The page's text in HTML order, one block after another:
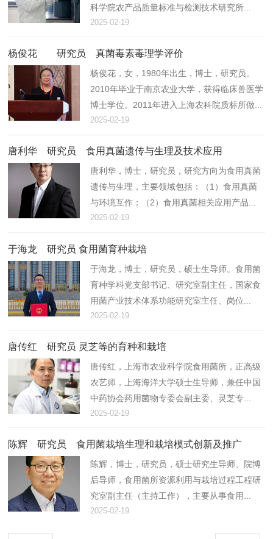
科学院农产品质量标准与检测技术研究所...
2025-02-19
杨俊花 研究员 真菌毒素毒理学评价
杨俊花，女，1980年出生，博士，研究员。
2010年毕业于南京农业大学，获得临床兽医学
博士学位。2011年进入上海农科院质标所做...
2025-02-19
唐利华 研究员 食用真菌遗传与生理及技术应用
唐利华，博士，研究员，研究方向为食用真菌
遗传与生理，主要领域包括：（1）食用真菌
与环境互作；（2）食用真菌相关应用产品...
2025-02-19
于海龙 研究员 食用菌育种栽培
于海龙，博士，研究员，硕士生导师。食用菌
育种学科党支部书记、研究室副主任，国家食
用菌产业技术体系功能研究室主任、岗位...
2025-02-19
唐传红 研究员 灵芝等的育种和栽培
唐传红，上海市农业科学院食用菌所，正高级
农艺师，上海海洋大学硕士生导师，兼任中国
中药协会药用菌物专委会副主委、灵芝专...
2025-02-19
陈辉 研究员 食用菌栽培生理和栽培模式创新及推广
陈辉，博士，研究员，硕士研究生导师、院博
后导师，食用菌所资源利用与栽培过程工程研
究室副主任（主持工作），主要从事食用...
2025-02-19